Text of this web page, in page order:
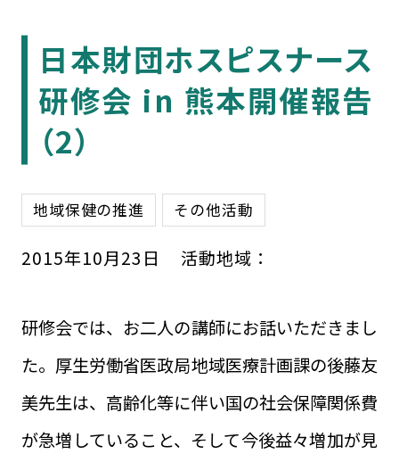
日本財団ホスピスナース
研修会 in 熊本開催報告
（2）
地域保健の推進 その他活動
2015年10月23 日 活動地域：
研修会では、お二人の講師にお話いただきまし
た。厚生労働省医政局地域医療計画課の後藤友
美先生は、高齢化等に伴い国の社会保障関係費
が急増していること、そして今後益々増加が見